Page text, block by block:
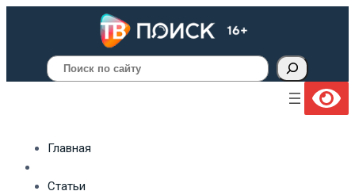
Поиск
Главная
Статьи